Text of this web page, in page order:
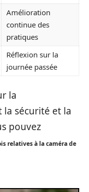
Amélioration
continue des
pratiques
Réflexion sur la
journée passée
la
sécurité et la
pouvez
relatives à la caméra de